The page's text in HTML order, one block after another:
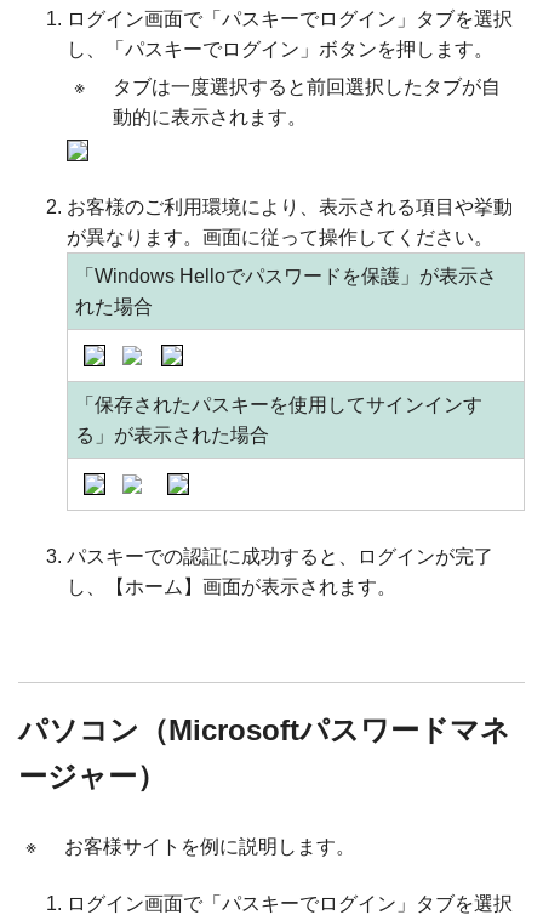
ログイン画面で「パスキーでログイン」タブを選択
し、「パスキーでログイン」ボタンを押します。
※
タブは一度選択すると前回選択したタブが自
動的に表示されます。
お客様のご利用環境により、表示される項目や挙動
が異なります。画面に従って操作してください。
「Windows Helloでパスワードを保護」が表示さ
れた場合
「保存されたパスキーを使用してサインインす
る」が表示された場合
パスキーでの認証に成功すると、ログインが完了
し、【ホーム】画面が表示されます。
パソコン（Microsoftパスワードマネ
ージャー）
※ お客様サイトを例に説明します。
ログイン画面で「パスキーでログイン」タブを選択